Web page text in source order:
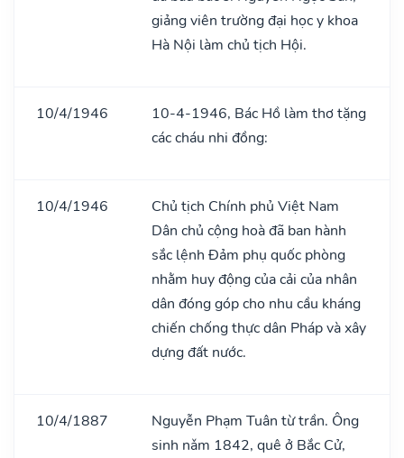
giảng viên trường đại học y khoa
Hà Nội làm chủ tịch Hội.
10/4/1946
10-4-1946, Bác Hồ làm thơ tặng
các cháu nhi đồng:
10/4/1946
Chủ tịch Chính phủ Việt Nam
Dân chủ cộng hoà đã ban hành
sắc lệnh Đảm phụ quốc phòng
nhằm huy động của cải của nhân
dân đóng góp cho nhu cầu kháng
chiến chống thực dân Pháp và xây
dựng đất nước.
10/4/1887
Nguyễn Phạm Tuân từ trần. Ông
sinh nǎm 1842, quê ở Bắc Cử,